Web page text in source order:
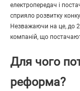
електропередач і
сприяло розвитку
Незважаючи на це, до
компаній, що
Для чого
реформа?